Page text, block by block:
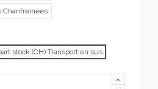
Chanfreinées
stock (CH) Transport en sus